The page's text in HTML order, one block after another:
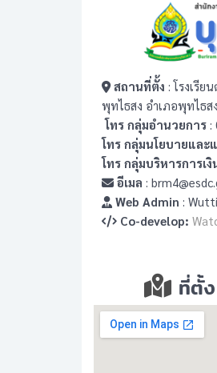
สถานที่ตั้ง : โรงเรี
พุทไธสง อำเภอพุทไธส
โทร กลุ่มอำนวยการ :
โทร กลุ่มนโยบายและ
โทร กลุ่มบริหารการเ
อีเมล :
Web Admin :
Co-develop:
ที่ตั้ง